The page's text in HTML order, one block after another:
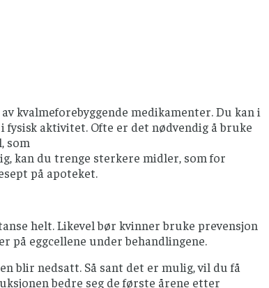
kvalmeforebyggende medikamenter. Du kan i
aktivitet. Ofte er det nødvendig å bruke
som
kan du trenge sterkere midler, som for
på apoteket.
helt. Likevel bør kvinner bruke prevensjon
på eggcellene under behandlingene.
blir nedsatt. Så sant det er mulig, vil du få
bedre seg de første årene etter